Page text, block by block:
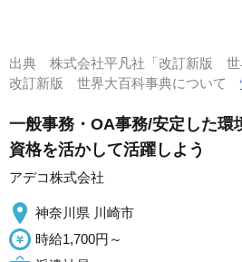
出典 株式会社平凡社「改訂新版 世
改訂新版 世界大百科事典について
一般事務・OA事務/安定した環
資格を活かして活躍しよう
アデコ株式会社
神奈川県 川崎市
時給1,700円～